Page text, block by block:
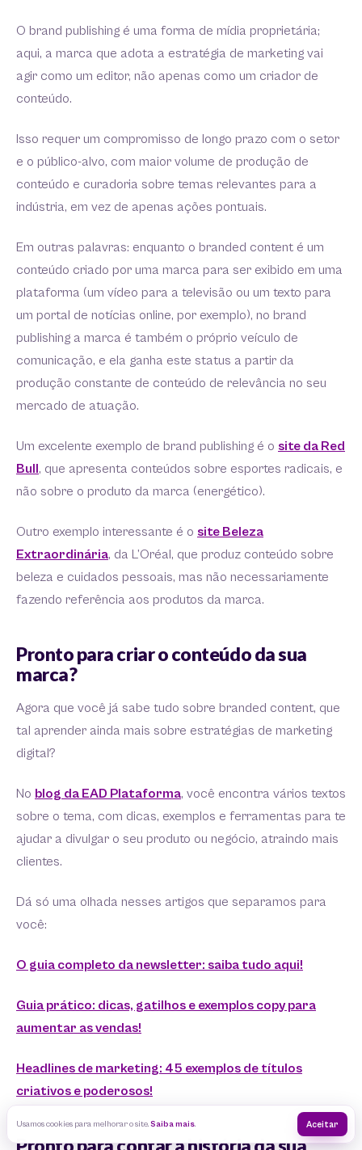
O brand publishing é uma forma de mídia proprietária;
aqui, a marca que adota a estratégia de marketing vai
agir como um editor, não apenas como um criador de
conteúdo.
Isso requer um compromisso de longo prazo com o setor
e o público-alvo, com maior volume de produção de
conteúdo e curadoria sobre temas relevantes para a
indústria, em vez de apenas ações pontuais.
Em outras palavras: enquanto o branded content é um
conteúdo criado por uma marca para ser exibido em uma
plataforma (um vídeo para a televisão ou um texto para
um portal de notícias online, por exemplo), no brand
publishing a marca é também o próprio veículo de
comunicação, e ela ganha este status a partir da
produção constante de conteúdo de relevância no seu
mercado de atuação.
Um excelente exemplo de brand publishing é o site da Red
Bull, que apresenta conteúdos sobre esportes radicais, e
não sobre o produto da marca (energético).
Outro exemplo interessante é o site Beleza
Extraordinária, da L’Oréal, que produz conteúdo sobre
beleza e cuidados pessoais, mas não necessariamente
fazendo referência aos produtos da marca.
Pronto para criar o conteúdo da sua
marca?
Agora que você já sabe tudo sobre branded content, que
tal aprender ainda mais sobre estratégias de marketing
digital?
No blog da EAD Plataforma, você encontra vários textos
sobre o tema, com dicas, exemplos e ferramentas para te
ajudar a divulgar o seu produto ou negócio, atraindo mais
clientes.
Dá só uma olhada nesses artigos que separamos para
você:
O guia completo da newsletter: saiba tudo aqui!
Guia prático: dicas, gatilhos e exemplos copy para
aumentar as vendas!
Headlines de marketing: 45 exemplos de títulos
criativos e poderosos!
Pronto para contar a história da sua
Usamos cookies para melhorar o site.Saiba mais. Aceitar